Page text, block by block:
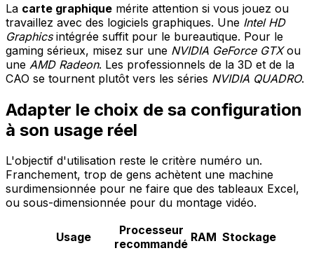
La carte graphique mérite attention si vous jouez ou
travaillez avec des logiciels graphiques. Une Intel HD
Graphicsintégrée suffit pour le bureautique. Pour le
gaming sérieux, misez sur une NVIDIA GeForce GTXou
une AMD Radeon. Les professionnels de la 3D et de la
CAO se tournent plutôt vers les séries NVIDIA QUADRO.
Adapter le choix de sa configuration
à son usage réel
L'objectif d'utilisation reste le critère numéro un.
Franchement, trop de gens achètent une machine
surdimensionnée pour ne faire que des tableaux Excel,
ou sous-dimensionnée pour du montage vidéo.
Usage
Processeur
recommandé RAM Stockage